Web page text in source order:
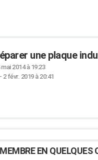
une plaque
mai 2014 à 19:23
2 févr. 2019 à 20:41
EN QUELQUES